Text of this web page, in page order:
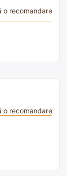
o recomandare
o recomandare